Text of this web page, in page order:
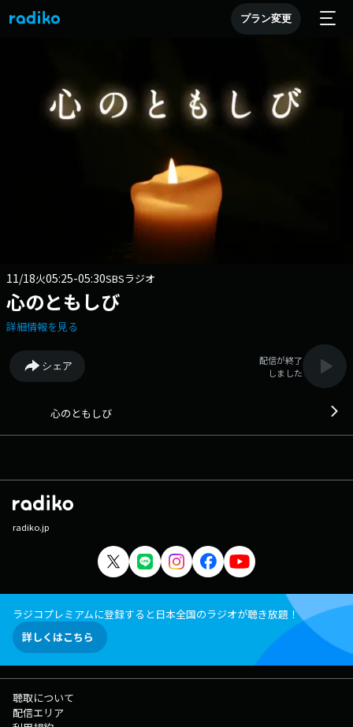
プラン変更
11/18火05:25-05:30SBSラジオ
心のともしび
詳細情報を見る
シェア
配信が終了
しました
心のともしび
radiko.jp
ラジコプレミアムに登録すると日本全国のラジオが聴き放題！
詳しくはこちら
聴取について
配信エリア